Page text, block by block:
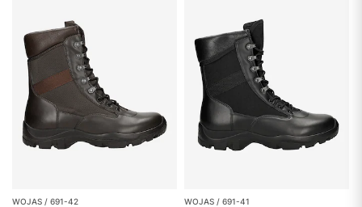
WOJAS / 691-42 WOJAS / 691-41